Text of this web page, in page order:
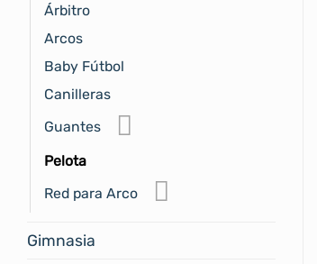
Árbitro
Arcos
Baby Fútbol
Canilleras
Guantes
Pelota
Red para Arco
Gimnasia